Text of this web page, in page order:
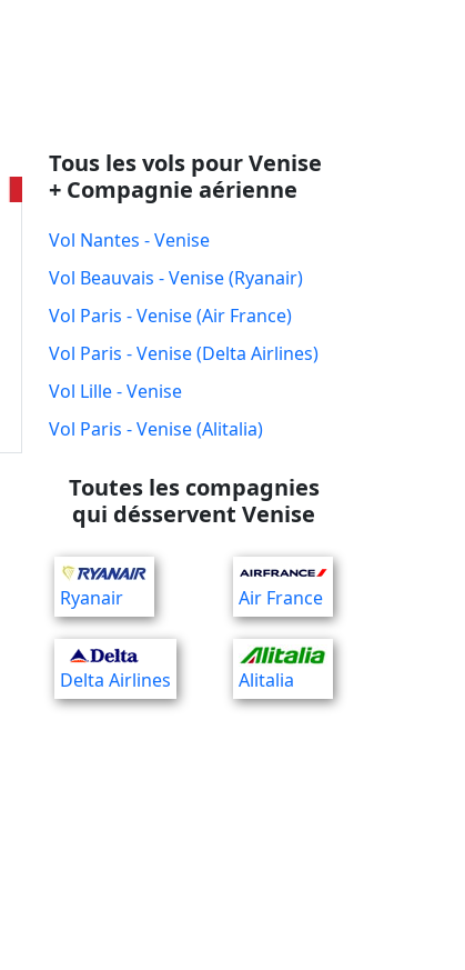
Tous les vols pour Venise
+ Compagnie aérienne
Vol Nantes - Venise
Vol Beauvais - Venise (Ryanair)
Vol Paris - Venise (Air France)
Vol Paris - Venise (Delta Airlines)
Vol Lille - Venise
Vol Paris - Venise (Alitalia)
Toutes les compagnies
qui désservent Venise
Ryanair Air France
Delta Airlines Alitalia